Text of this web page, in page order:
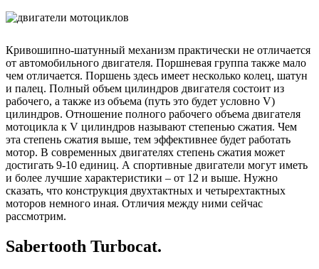
Кривошипно-шатунный механизм практически не отличается
от автомобильного двигателя. Поршневая группа также мало
чем отличается. Поршень здесь имеет несколько колец, шатун
и палец. Полный объем цилиндров двигателя состоит из
рабочего, а также из объема (путь это будет условно V)
цилиндров. Отношение полного рабочего объема двигателя
мотоцикла к V цилиндров называют степенью сжатия. Чем
эта степень сжатия выше, тем эффективнее будет работать
мотор. В современных двигателях степень сжатия может
достигать 9-10 единиц. А спортивные двигатели могут иметь
и более лучшие характеристики – от 12 и выше. Нужно
сказать, что конструкция двухтактных и четырехтактных
моторов немного иная. Отличия между ними сейчас
рассмотрим.
Sabertooth Turbocat.